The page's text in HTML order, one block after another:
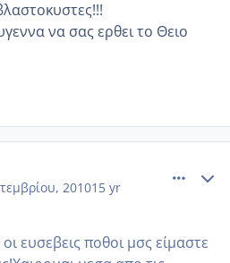
να σας ερθει το Θειο
201015 yr
ευσεβεις ποθοι μσς είμαστε